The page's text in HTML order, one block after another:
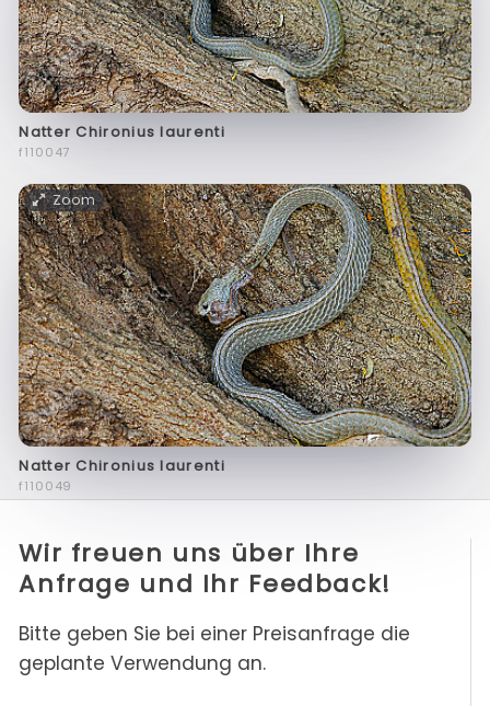
Natter Chironius laurenti
f110047
Zoom
Natter Chironius laurenti
f110049
Wir freuen uns über Ihre
Anfrage und Ihr Feedback!
Bitte geben Sie bei einer Preisanfrage die
geplante Verwendung an.